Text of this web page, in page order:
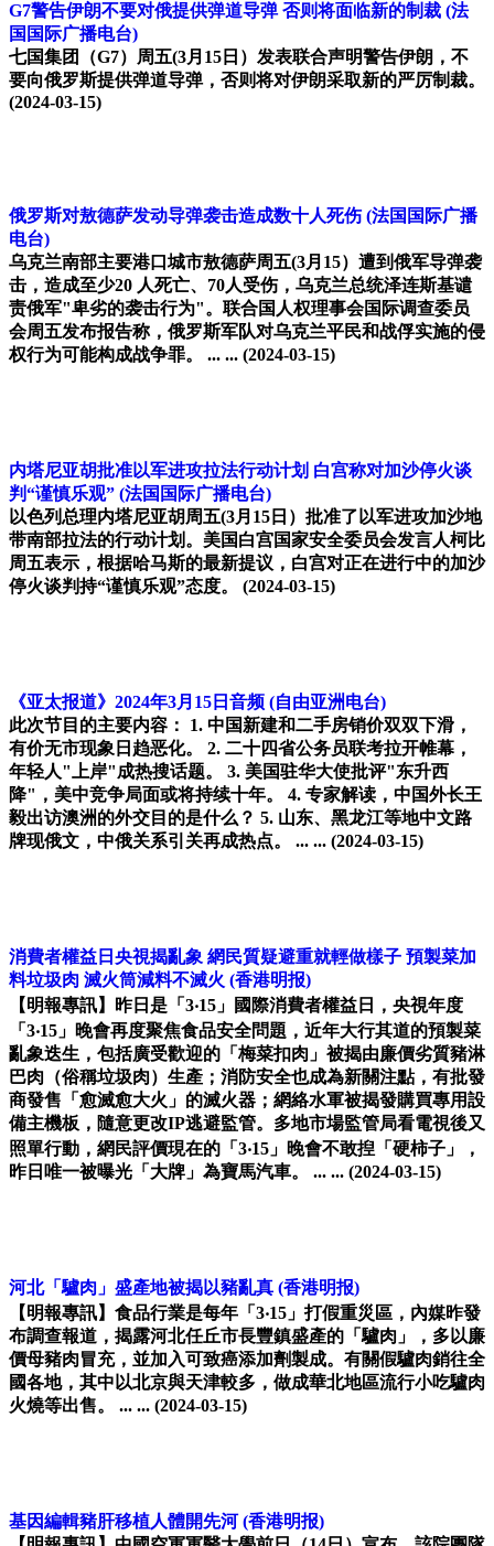
G7警告伊朗不要对俄提供弹道导弹 否则将面临新的制裁 (法
国国际广播电台)
七国集团（G7）周五(3月15日）发表联合声明警告伊朗，不
要向俄罗斯提供弹道导弹，否则将对伊朗采取新的严厉制裁。
(2024-03-15)
俄罗斯对敖德萨发动导弹袭击造成数十人死伤 (法国国际广播
电台)
乌克兰南部主要港口城市敖德萨周五(3月15）遭到俄军导弹袭
击，造成至少20 人死亡、70人受伤，乌克兰总统泽连斯基谴
责俄军"卑劣的袭击行为"。联合国人权理事会国际调查委员
会周五发布报告称，俄罗斯军队对乌克兰平民和战俘实施的侵
权行为可能构成战争罪。 ... ... (2024-03-15)
内塔尼亚胡批准以军进攻拉法行动计划 白宫称对加沙停火谈
判“谨慎乐观” (法国国际广播电台)
以色列总理内塔尼亚胡周五(3月15日）批准了以军进攻加沙地
带南部拉法的行动计划。美国白宫国家安全委员会发言人柯比
周五表示，根据哈马斯的最新提议，白宫对正在进行中的加沙
停火谈判持“谨慎乐观”态度。 (2024-03-15)
《亚太报道》2024年3月15日音频 (自由亚洲电台)
此次节目的主要内容： 1. 中国新建和二手房销价双双下滑，
有价无市现象日趋恶化。 2. 二十四省公务员联考拉开帷幕，
年轻人"上岸"成热搜话题。 3. 美国驻华大使批评"东升西
降"，美中竞争局面或将持续十年。 4. 专家解读，中国外长王
毅出访澳洲的外交目的是什么？ 5. 山东、黑龙江等地中文路
牌现俄文，中俄关系引关再成热点。 ... ... (2024-03-15)
消費者權益日央視揭亂象 網民質疑避重就輕做樣子 預製菜加
料垃圾肉 滅火筒減料不滅火 (香港明报)
【明報專訊】昨日是「3‧15」國際消費者權益日，央視年度
「3‧15」晚會再度聚焦食品安全問題，近年大行其道的預製菜
亂象迭生，包括廣受歡迎的「梅菜扣肉」被揭由廉價劣質豬淋
巴肉（俗稱垃圾肉）生產；消防安全也成為新關注點，有批發
商發售「愈滅愈大火」的滅火器；網絡水軍被揭發購買專用設
備主機板，隨意更改IP逃避監管。多地市場監管局看電視後又
照單行動，網民評價現在的「3‧15」晚會不敢揑「硬柿子」，
昨日唯一被曝光「大牌」為寶馬汽車。 ... ... (2024-03-15)
河北「驢肉」盛產地被揭以豬亂真 (香港明报)
【明報專訊】食品行業是每年「3‧15」打假重災區，內媒昨發
布調查報道，揭露河北任丘市長豐鎮盛產的「驢肉」，多以廉
價母豬肉冒充，並加入可致癌添加劑製成。有關假驢肉銷往全
國各地，其中以北京與天津較多，做成華北地區流行小吃驢肉
火燒等出售。 ... ... (2024-03-15)
基因編輯豬肝移植人體開先河 (香港明报)